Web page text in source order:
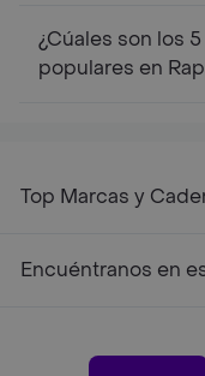
¿Cúales son los
populares en
Top Marcas y
Encuéntranos en